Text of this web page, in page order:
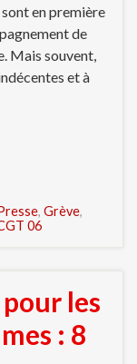
en première
de
Mais souvent,
et à
, Grève,
06
les
: 8